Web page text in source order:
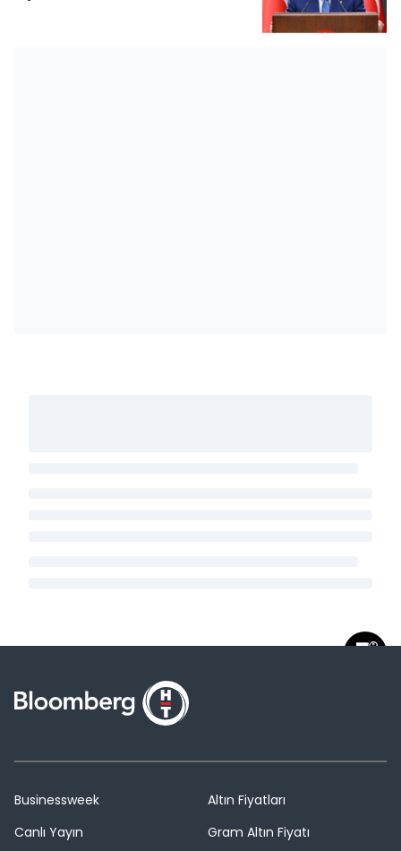
Businessweek
Canlı Yayın
Altın Fiyatları
Gram Altın Fiyatı